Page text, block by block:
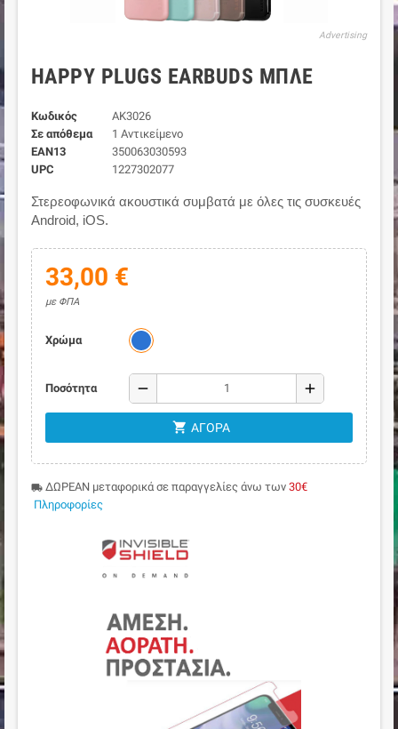
Advertising
HAPPY PLUGS EARBUDS ΜΠΛΈ
Κωδικός
AK3026
Σε απόθεμα
1 Αντικείμενο
EAN13
350063030593
UPC
1227302077
Στερεοφωνικά ακουστικά συμβατά με όλες τις συσκευές
Android, iOS.
33,00 €
με ΦΠΑ
Χρώμα
Ποσότητα remove add
shopping_cart ΑΓΟΡΆ
local_shipping ΔΩΡΕΑΝ μεταφορικά σε παραγγελίες άνω των 30€
Πληροφορίες